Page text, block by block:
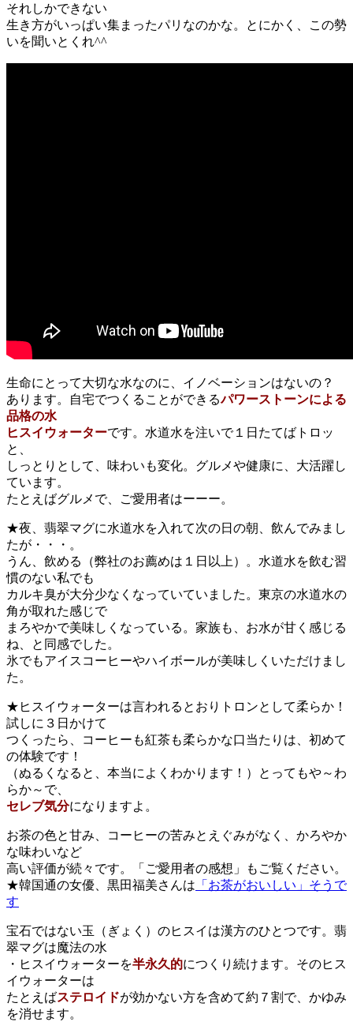
それしかできない
生き方がいっぱい集まったパリなのかな。とにかく、この勢
いを聞いとくれ^^
生命にとって大切な水なのに、イノベーションはないの？
あります。自宅でつくることができるパワーストーンによる
品格の水
ヒスイウォーターです。水道水を注いで１日たてばトロッ
と、
しっとりとして、味わいも変化。グルメや健康に、大活躍し
ています。
たとえばグルメで、ご愛用者はーーー。
★夜、翡翠マグに水道水を入れて次の日の朝、飲んでみまし
たが・・・。
うん、飲める（弊社のお薦めは１日以上）。水道水を飲む習
慣のない私でも
カルキ臭が大分少なくなっていていました。東京の水道水の
角が取れた感じで
まろやかで美味しくなっている。家族も、お水が甘く感じる
ね、と同感でした。
氷でもアイスコーヒーやハイボールが美味しくいただけまし
た。
★ヒスイウォーターは言われるとおりトロンとして柔らか！
試しに３日かけて
つくったら、コーヒーも紅茶も柔らかな口当たりは、初めて
の体験です！
（ぬるくなると、本当によくわかります！）とってもや～わ
らか～で、
セレブ気分になりますよ。
お茶の色と甘み、コーヒーの苦みとえぐみがなく、かろやか
な味わいなど
高い評価が続々です。「ご愛用者の感想」もご覧ください。
★韓国通の女優、黒田福美さんは 「お茶がおいしい」そうで
す
宝石ではない玉（ぎょく）のヒスイは漢方のひとつです。翡
翠マグは魔法の水
・ヒスイウォーターを半永久的につくり続けます。そのヒス
イウォーターは
たとえばステロイドが効かない方を含めて約７割で、かゆみ
を消せます。